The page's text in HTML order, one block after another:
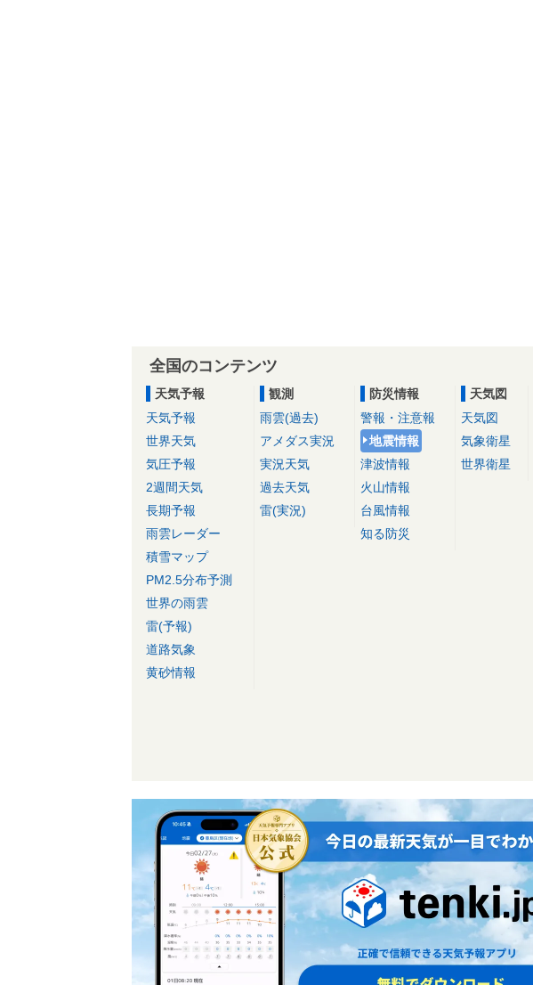
全国のコンテンツ
天気予報
天気予報
世界天気
気圧予報
2週間天気
長期予報
雨雲レーダー
積雪マップ
PM2.5分布予測
世界の雨雲
雷(予報)
道路気象
黄砂情報
観測
雨雲(過去)
アメダス実況
実況天気
過去天気
雷(実況)
防災情報
警報・注意報
地震情報
津波情報
火山情報
台風情報
知る防災
天気図
天気図
気象衛星
世界衛星